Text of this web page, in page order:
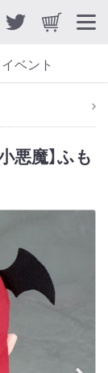
イベント
悪魔】ふも